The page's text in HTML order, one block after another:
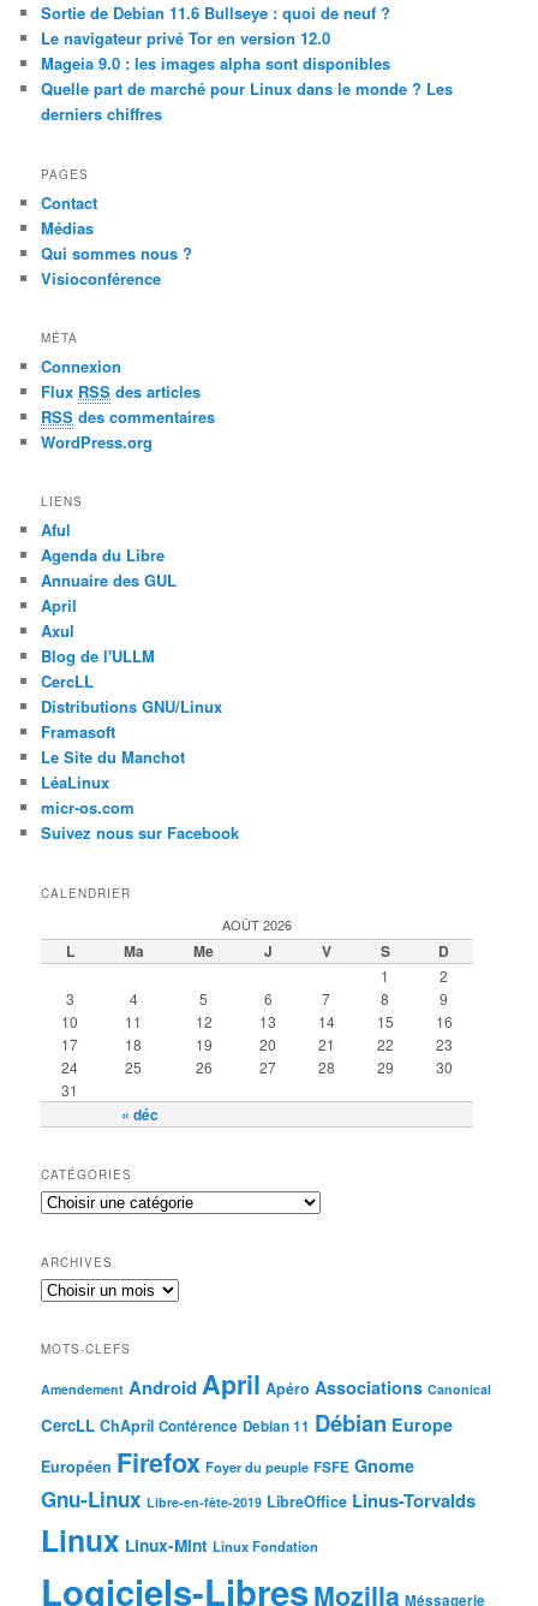
h
Sortie de Debian 11.6 Bullseye : quoi de neuf ?
Le navigateur privé Tor en version 12.0
Mageia 9.0 : les images alpha sont disponibles
Quelle part de marché pour Linux dans le monde ? Les
derniers chiffres
PAGES
Contact
Médias
Qui sommes nous ?
Visioconférence
MÉTA
Connexion
Flux RSS des articles
RSS des commentaires
WordPress.org
LIENS
Aful
Agenda du Libre
Annuaire des GUL
April
Axul
Blog de l'ULLM
CercLL
Distributions GNU/Linux
Framasoft
Le Site du Manchot
LéaLinux
micr-os.com
Suivez nous sur Facebook
CALENDRIER
AOÛT 2026
L Ma Me J V S D
« déc
1
2
3
4 5 6 7 8
9
10
11 12 13 14 15
16
17
18 19 20 21 22
23
24
25 26 27 28 29
30
31
CATÉGORIES
ARCHIVES
MOTS-CLEFS
Amendement AndroidApril Apéro Associations Canonical
CercLL ChApril Conférence Debian 11 Débian Europe
Européen Firefox Foyer du peuple FSFE Gnome
Gnu-Linux Libre-en-fête-2019 LibreOffice Linus-Torvalds
Linux Linux-Mint Linux Fondation
Logiciels-LibresMozilla Méssagerie